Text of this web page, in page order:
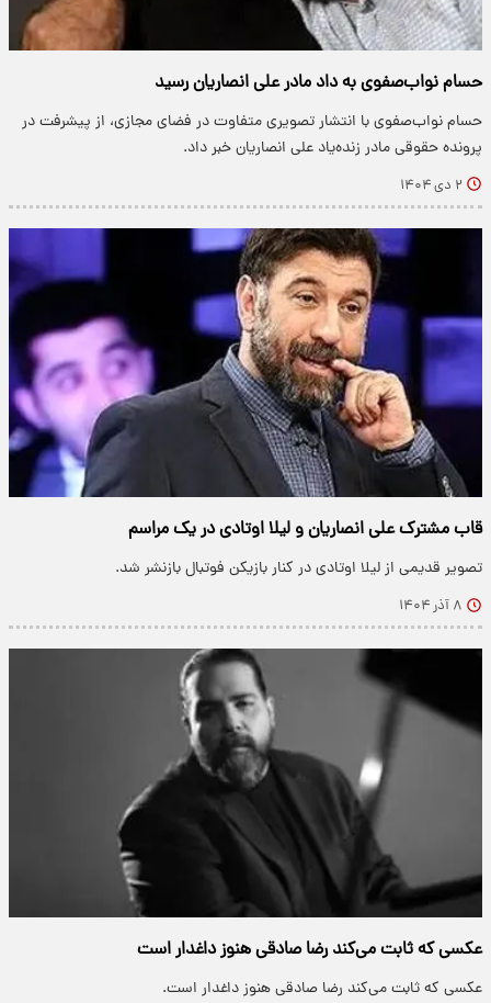
حسام نواب‌صفوی به داد مادر علی انصاریان رسید
حسام نواب‌صفوی با انتشار تصویری متفاوت در فضای مجازی، از پیشرفت در
پرونده حقوقی مادر زنده‌یاد علی انصاریان خبر داد.
۲ دی ۱۴۰۴
قاب مشترک علی انصاریان و لیلا اوتادی در یک مراسم
تصویر قدیمی از لیلا اوتادی در کنار بازیکن فوتبال بازنشر شد.
۸ آذر ۱۴۰۴
عکسی که ثابت می‌کند رضا صادقی هنوز داغدار است
عکسی که ثابت می‌کند رضا صادقی هنوز داغدار است.